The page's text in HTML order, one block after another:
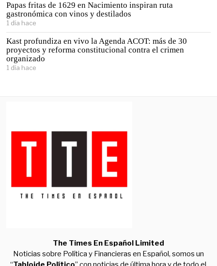
Papas fritas de 1629 en Nacimiento inspiran ruta
gastronómica con vinos y destilados
1 día hace
Kast profundiza en vivo la Agenda ACOT: más de 30
proyectos y reforma constitucional contra el crimen
organizado
1 día hace
The Times En Español Limited
Noticias sobre Política y Financieras en Español, somos un